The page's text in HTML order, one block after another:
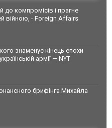
до компромісів і прагне
війною, - Foreign Affairs
знаменує кінець епохи
армії — NYT
брифінга Михайла